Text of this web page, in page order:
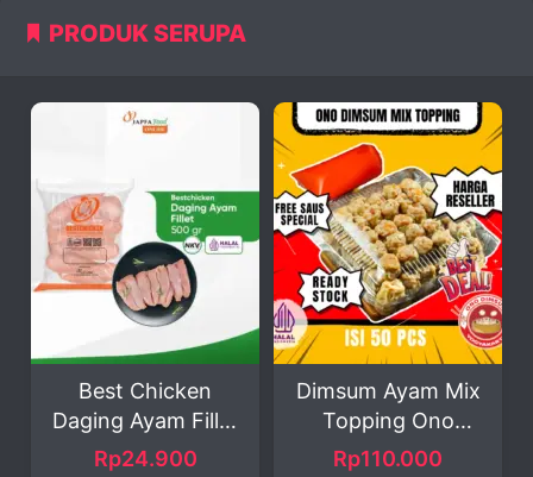
PRODUK SERUPA
Fillet
Dimsum Ayam Mix
Topping Ono
Frozen I...
Rp110.000
Hampers
PETITE MADE
Ho...
Rp309.000 -